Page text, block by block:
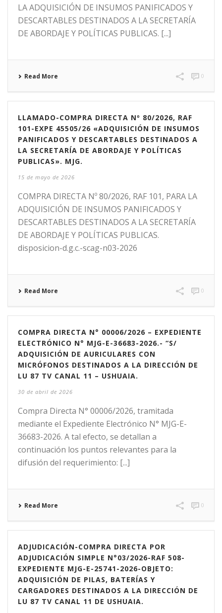
LA ADQUISICIÓN DE INSUMOS PANIFICADOS Y
DESCARTABLES DESTINADOS A LA SECRETARÍA
DE ABORDAJE Y POLÍTICAS PUBLICAS. [...]
Read More 0
LLAMADO-COMPRA DIRECTA Nº 80/2026, RAF
101-EXPE 45505/26 «ADQUISICIÓN DE INSUMOS
PANIFICADOS Y DESCARTABLES DESTINADOS A
LA SECRETARÍA DE ABORDAJE Y POLÍTICAS
PUBLICAS». MJG.
15 de mayo de 2026
COMPRA DIRECTA Nº 80/2026, RAF 101, PARA LA
ADQUISICIÓN DE INSUMOS PANIFICADOS Y
DESCARTABLES DESTINADOS A LA SECRETARÍA
DE ABORDAJE Y POLÍTICAS PUBLICAS.
disposicion-d.g.c.-scag-n03-2026
Read More 0
COMPRA DIRECTA N° 00006/2026 – EXPEDIENTE
ELECTRÓNICO N° MJG-E-36683-2026.- “S/
ADQUISICIÓN DE AURICULARES CON
MICRÓFONOS DESTINADOS A LA DIRECCIÓN DE
LU 87 TV CANAL 11 – USHUAIA.
30 de abril de 2026
Compra Directa N° 00006/2026, tramitada
mediante el Expediente Electrónico N° MJG-E-
36683-2026. A tal efecto, se detallan a
continuación los puntos relevantes para la
difusión del requerimiento: [...]
Read More 0
ADJUDICACIÓN-COMPRA DIRECTA POR
ADJUDICACIÓN SIMPLE N°03/2026-RAF 508-
EXPEDIENTE MJG-E-25741-2026-OBJETO:
ADQUISICIÓN DE PILAS, BATERÍAS Y
CARGADORES DESTINADOS A LA DIRECCIÓN DE
LU 87 TV CANAL 11 DE USHUAIA.